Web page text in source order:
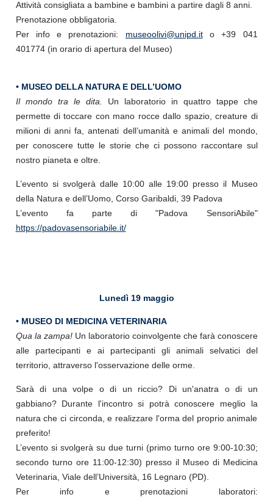
Attività consigliata a bambine e bambini a partire dagli 8 anni.
Prenotazione obbligatoria.
Per info e prenotazioni: museoolivi@unipd.ito +39 041
401774 (in orario di apertura del Museo)
• MUSEO DELLA NATURA E DELL’UOMO
Il mondo tra le dita. Un laboratorio in quattro tappe che
permette di toccare con mano rocce dallo spazio, creature di
milioni di anni fa, antenati dell’umanità e animali del mondo,
per conoscere tutte le storie che ci possono raccontare sul
nostro pianeta e oltre.
L’evento si svolgerà dalle 10:00 alle 19:00 presso il Museo
della Natura e dell’Uomo, Corso Garibaldi, 39 Padova
L’evento fa parte di "Padova SensoriAbile"
https://padovasensoriabile.it/
Lunedì 19 maggio
• MUSEO DI MEDICINA VETERINARIA
Qua la zampa!Un laboratorio coinvolgente che farà conoscere
alle partecipanti e ai partecipanti gli animali selvatici del
territorio, attraverso l'osservazione delle orme.
Sarà di una volpe o di un riccio? Di un'anatra o di un
gabbiano? Durante l'incontro si potrà conoscere meglio la
natura che ci circonda, e realizzare l'orma del proprio animale
preferito!
L’evento si svolgerà su due turni (primo turno ore 9:00-10:30;
secondo turno ore 11:00-12:30) presso il Museo di Medicina
Veterinaria, Viale dell’Università, 16 Legnaro (PD).
Per info e prenotazioni laboratori: